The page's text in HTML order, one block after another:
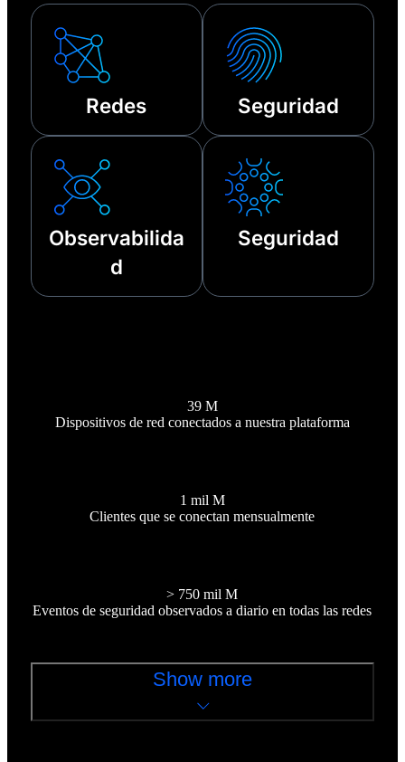
Redes Seguridad
Observabilida
d
Seguridad
39 M
Dispositivos de red conectados a nuestra plataforma
1 mil M
Clientes que se conectan mensualmente
> 750 mil M
Eventos de seguridad observados a diario en todas las redes
Show more